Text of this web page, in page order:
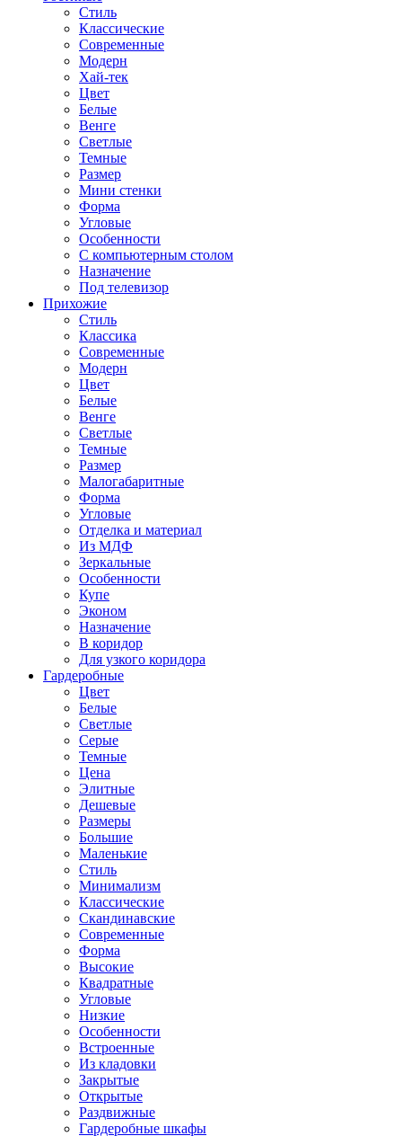
Стиль
Классические
Современные
Модерн
Хай-тек
Цвет
Белые
Венге
Светлые
Темные
Размер
Мини стенки
Форма
Угловые
Особенности
С компьютерным столом
Назначение
Под телевизор
Прихожие
Стиль
Классика
Современные
Модерн
Цвет
Белые
Венге
Светлые
Темные
Размер
Малогабаритные
Форма
Угловые
Отделка и материал
Из МДФ
Зеркальные
Особенности
Купе
Эконом
Назначение
В коридор
Для узкого коридора
Гардеробные
Цвет
Белые
Светлые
Серые
Темные
Цена
Элитные
Дешевые
Размеры
Большие
Маленькие
Стиль
Минимализм
Классические
Скандинавские
Современные
Форма
Высокие
Квадратные
Угловые
Низкие
Особенности
Встроенные
Из кладовки
Закрытые
Открытые
Раздвижные
Гардеробные шкафы